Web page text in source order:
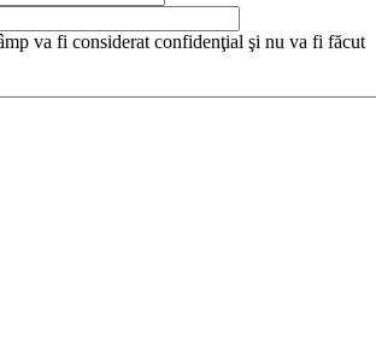
va fi considerat confidenţial şi nu va fi făcut